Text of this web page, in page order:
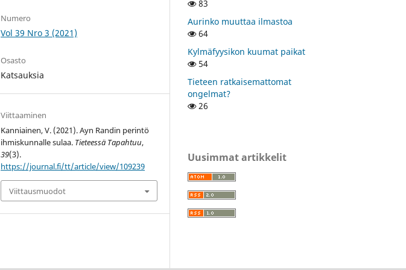
Numero
Vol 39 Nro 3 (2021)
Osasto
Katsauksia
Viittaaminen
Kanniainen, V. (2021). Ayn Randin perintö
ihmiskunnalle sulaa. Tieteessä Tapahtuu,
39(3).
https://journal.fi/tt/article/view/109239
Viittausmuodot
83
Aurinko muuttaa ilmastoa
64
Kylmäfyysikon kuumat paikat
54
Tieteen ratkaisemattomat
ongelmat?
26
Uusimmat artikkelit